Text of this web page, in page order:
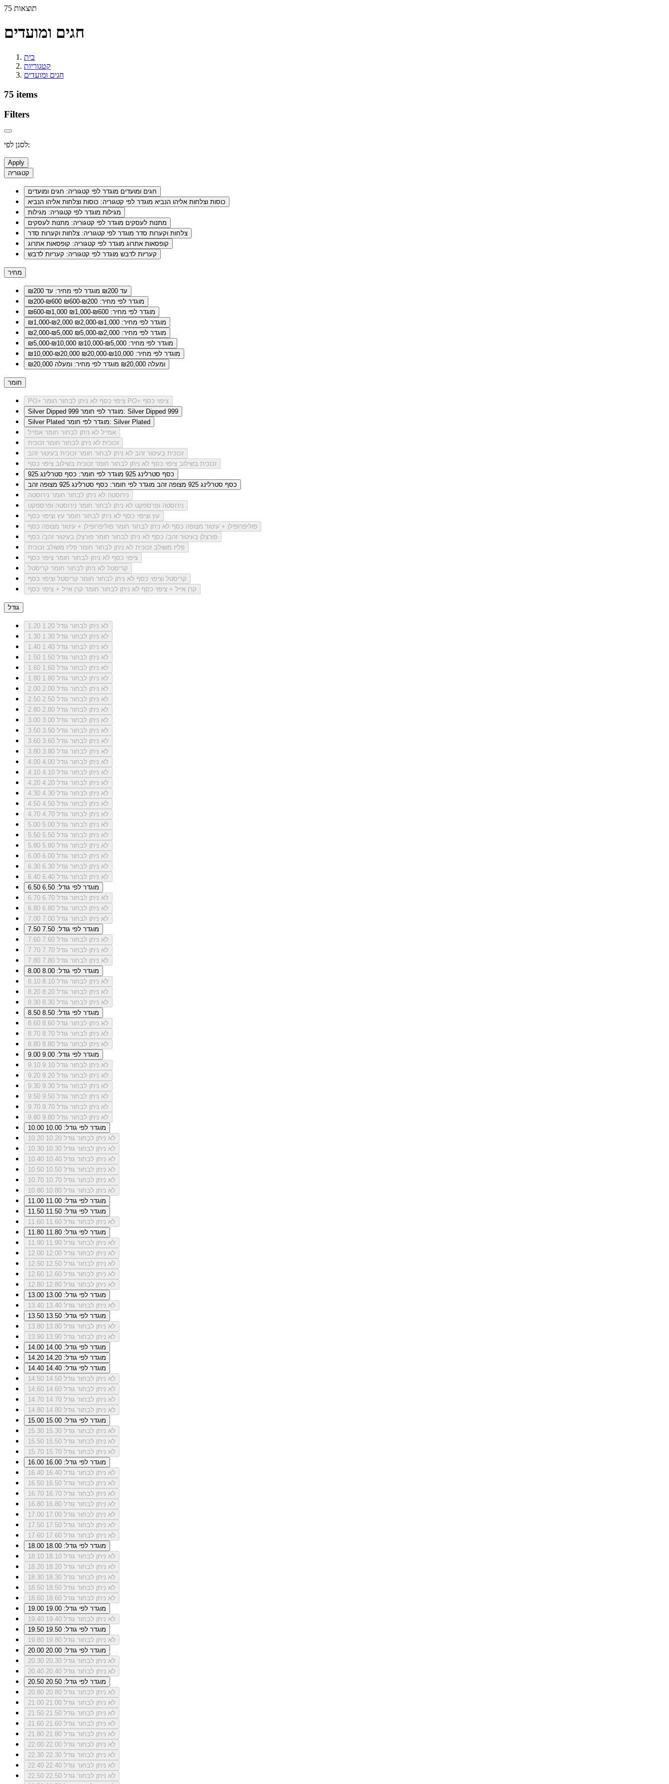
75 תוצאות
חגים ומועדים
בית
קטגוריות
חגים ומועדים
75 items
Filters
לסנן לפי:
Apply
קטגוריה
חגים ומועדים מוגדר לפי קטגוריה: חגים ומועדים
כוסות וצלחות אליהו הנביא מוגדר לפי קטגוריה: כוסות וצלחות אליהו הנביא
מגילות מוגדר לפי קטגוריה: מגילות
מתנות לעסקים מוגדר לפי קטגוריה: מתנות לעסקים
צלחות וקערות סדר מוגדר לפי קטגוריה: צלחות וקערות סדר
קופסאות אתרוג מוגדר לפי קטגוריה: קופסאות אתרוג
קעריות לדבש מוגדר לפי קטגוריה: קעריות לדבש
מחיר
עד ₪200
מוגדר לפי מחיר: עד ₪200
₪200-₪600
מוגדר לפי מחיר: ₪200-₪600
₪600-₪1,000
מוגדר לפי מחיר: ₪600-₪1,000
₪1,000-₪2,000
מוגדר לפי מחיר: ₪1,000-₪2,000
₪2,000-₪5,000
מוגדר לפי מחיר: ₪2,000-₪5,000
₪5,000-₪10,000
מוגדר לפי מחיר: ₪5,000-₪10,000
₪10,000-₪20,000
מוגדר לפי מחיר: ₪10,000-₪20,000
ומעלה ₪20,000
מוגדר לפי מחיר: ומעלה ₪20,000
חומר
PO+ ציפוי כסף
לא ניתן לבחור חומר PO+ ציפוי כסף
Silver Dipped 999
מוגדר לפי חומר: Silver Dipped 999
Silver Plated
מוגדר לפי חומר: Silver Plated
אמייל לא ניתן לבחור חומר אמייל
זכוכית לא ניתן לבחור חומר זכוכית
זכוכית בעיטור זהב לא ניתן לבחור חומר זכוכית בעיטור זהב
זכוכית בשילוב ציפוי כסף לא ניתן לבחור חומר זכוכית בשילוב ציפוי כסף
כסף סטרלינג 925
מוגדר לפי חומר: כסף סטרלינג 925
כסף סטרלינג 925 מצופה זהב
מוגדר לפי חומר: כסף סטרלינג 925 מצופה זהב
נירוסטה לא ניתן לבחור חומר נירוסטה
נירוסטה ופרספקט לא ניתן לבחור חומר נירוסטה ופרספקט
עץ וציפוי כסף לא ניתן לבחור חומר עץ וציפוי כסף
פוליפרופילן + עיטור מצופה כסף לא ניתן לבחור חומר פוליפרופילן + עיטור מצופה כסף
פורצלן בעיטור זהב/ כסף לא ניתן לבחור חומר פורצלן בעיטור זהב/ כסף
פליז משולב זכוכית לא ניתן לבחור חומר פליז משולב זכוכית
ציפוי כסף לא ניתן לבחור חומר ציפוי כסף
קריסטל לא ניתן לבחור חומר קריסטל
קריסטל וציפוי כסף לא ניתן לבחור חומר קריסטל וציפוי כסף
קרן אייל + ציפוי כסף לא ניתן לבחור חומר קרן אייל + ציפוי כסף
גודל
1.20
לא ניתן לבחור גודל 1.20
1.30
לא ניתן לבחור גודל 1.30
1.40
לא ניתן לבחור גודל 1.40
1.50
לא ניתן לבחור גודל 1.50
1.60
לא ניתן לבחור גודל 1.60
1.80
לא ניתן לבחור גודל 1.80
2.00
לא ניתן לבחור גודל 2.00
2.50
לא ניתן לבחור גודל 2.50
2.80
לא ניתן לבחור גודל 2.80
3.00
לא ניתן לבחור גודל 3.00
3.50
לא ניתן לבחור גודל 3.50
3.60
לא ניתן לבחור גודל 3.60
3.80
לא ניתן לבחור גודל 3.80
4.00
לא ניתן לבחור גודל 4.00
4.10
לא ניתן לבחור גודל 4.10
4.20
לא ניתן לבחור גודל 4.20
4.30
לא ניתן לבחור גודל 4.30
4.50
לא ניתן לבחור גודל 4.50
4.70
לא ניתן לבחור גודל 4.70
5.00
לא ניתן לבחור גודל 5.00
5.50
לא ניתן לבחור גודל 5.50
5.80
לא ניתן לבחור גודל 5.80
6.00
לא ניתן לבחור גודל 6.00
6.30
לא ניתן לבחור גודל 6.30
6.40
לא ניתן לבחור גודל 6.40
6.50
מוגדר לפי גודל: 6.50
6.70
לא ניתן לבחור גודל 6.70
6.80
לא ניתן לבחור גודל 6.80
7.00
לא ניתן לבחור גודל 7.00
7.50
מוגדר לפי גודל: 7.50
7.60
לא ניתן לבחור גודל 7.60
7.70
לא ניתן לבחור גודל 7.70
7.80
לא ניתן לבחור גודל 7.80
8.00
מוגדר לפי גודל: 8.00
8.10
לא ניתן לבחור גודל 8.10
8.20
לא ניתן לבחור גודל 8.20
8.30
לא ניתן לבחור גודל 8.30
8.50
מוגדר לפי גודל: 8.50
8.60
לא ניתן לבחור גודל 8.60
8.70
לא ניתן לבחור גודל 8.70
8.80
לא ניתן לבחור גודל 8.80
9.00
מוגדר לפי גודל: 9.00
9.10
לא ניתן לבחור גודל 9.10
9.20
לא ניתן לבחור גודל 9.20
9.30
לא ניתן לבחור גודל 9.30
9.50
לא ניתן לבחור גודל 9.50
9.70
לא ניתן לבחור גודל 9.70
9.80
לא ניתן לבחור גודל 9.80
10.00
מוגדר לפי גודל: 10.00
10.20
לא ניתן לבחור גודל 10.20
10.30
לא ניתן לבחור גודל 10.30
10.40
לא ניתן לבחור גודל 10.40
10.50
לא ניתן לבחור גודל 10.50
10.70
לא ניתן לבחור גודל 10.70
10.80
לא ניתן לבחור גודל 10.80
11.00
מוגדר לפי גודל: 11.00
11.50
מוגדר לפי גודל: 11.50
11.60
לא ניתן לבחור גודל 11.60
11.80
מוגדר לפי גודל: 11.80
11.90
לא ניתן לבחור גודל 11.90
12.00
לא ניתן לבחור גודל 12.00
12.50
לא ניתן לבחור גודל 12.50
12.60
לא ניתן לבחור גודל 12.60
12.80
לא ניתן לבחור גודל 12.80
13.00
מוגדר לפי גודל: 13.00
13.40
לא ניתן לבחור גודל 13.40
13.50
מוגדר לפי גודל: 13.50
13.80
לא ניתן לבחור גודל 13.80
13.90
לא ניתן לבחור גודל 13.90
14.00
מוגדר לפי גודל: 14.00
14.20
מוגדר לפי גודל: 14.20
14.40
מוגדר לפי גודל: 14.40
14.50
לא ניתן לבחור גודל 14.50
14.60
לא ניתן לבחור גודל 14.60
14.70
לא ניתן לבחור גודל 14.70
14.80
לא ניתן לבחור גודל 14.80
15.00
מוגדר לפי גודל: 15.00
15.30
לא ניתן לבחור גודל 15.30
15.50
לא ניתן לבחור גודל 15.50
15.70
לא ניתן לבחור גודל 15.70
16.00
מוגדר לפי גודל: 16.00
16.40
לא ניתן לבחור גודל 16.40
16.50
לא ניתן לבחור גודל 16.50
16.70
לא ניתן לבחור גודל 16.70
16.80
לא ניתן לבחור גודל 16.80
17.00
לא ניתן לבחור גודל 17.00
17.50
לא ניתן לבחור גודל 17.50
17.60
לא ניתן לבחור גודל 17.60
18.00
מוגדר לפי גודל: 18.00
18.10
לא ניתן לבחור גודל 18.10
18.20
לא ניתן לבחור גודל 18.20
18.30
לא ניתן לבחור גודל 18.30
18.50
לא ניתן לבחור גודל 18.50
18.60
לא ניתן לבחור גודל 18.60
19.00
מוגדר לפי גודל: 19.00
19.40
לא ניתן לבחור גודל 19.40
19.50
מוגדר לפי גודל: 19.50
19.80
לא ניתן לבחור גודל 19.80
20.00
מוגדר לפי גודל: 20.00
20.30
לא ניתן לבחור גודל 20.30
20.40
לא ניתן לבחור גודל 20.40
20.50
מוגדר לפי גודל: 20.50
20.80
לא ניתן לבחור גודל 20.80
21.00
לא ניתן לבחור גודל 21.00
21.50
לא ניתן לבחור גודל 21.50
21.60
לא ניתן לבחור גודל 21.60
21.80
לא ניתן לבחור גודל 21.80
22.00
לא ניתן לבחור גודל 22.00
22.30
לא ניתן לבחור גודל 22.30
22.40
לא ניתן לבחור גודל 22.40
22.50
לא ניתן לבחור גודל 22.50